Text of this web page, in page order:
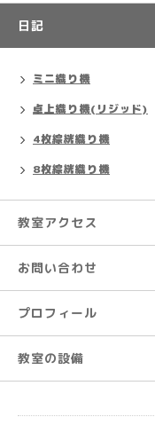
日記
ミニ織り機
卓上織り機(リジッド)
4枚綜絖織り機
8枚綜絖織り機
教室アクセス
お問い合わせ
プロフィール
教室の設備